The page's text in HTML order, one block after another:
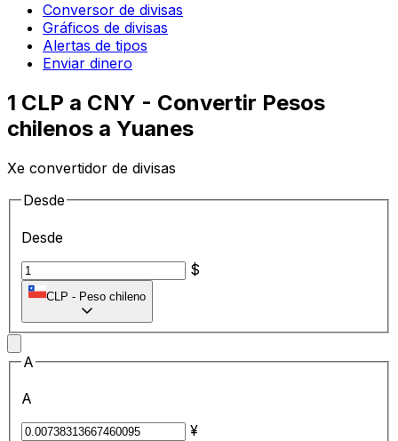
Conversor de divisas
Gráficos de divisas
Alertas de tipos
Enviar dinero
1 CLP a CNY - Convertir Pesos
chilenos a Yuanes
Xe convertidor de divisas
Desde
Desde
$
CLP - Peso chileno
A
A
¥